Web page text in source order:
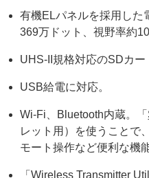
有機ELパネルを採用した
369万ドット、視野率約
UHS-II規格対応のSDカー
USB給電に対応。
Wi-Fi、Bluetooth内蔵。「
レット用）を使うことで
モート操作など便利な機
「Wireless Transmitter